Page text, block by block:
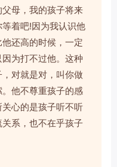
母，我的孩子将来
着吧!因为我认识他
还高的时候，一定
为打不过他。这种
对就是对，叫你做
他不尊重孩子的感
心的是孩子听不听
系，也不在乎孩子